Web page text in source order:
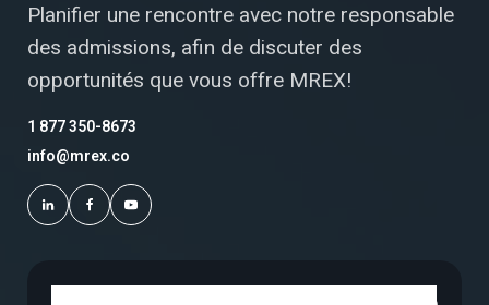
Planifier une rencontre avec notre responsable
des admissions, afin de discuter des
opportunités que vous offre MREX!
1 877 350-8673
info@mrex.co